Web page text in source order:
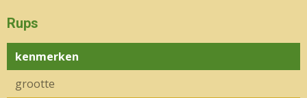
Rups
kenmerken
grootte